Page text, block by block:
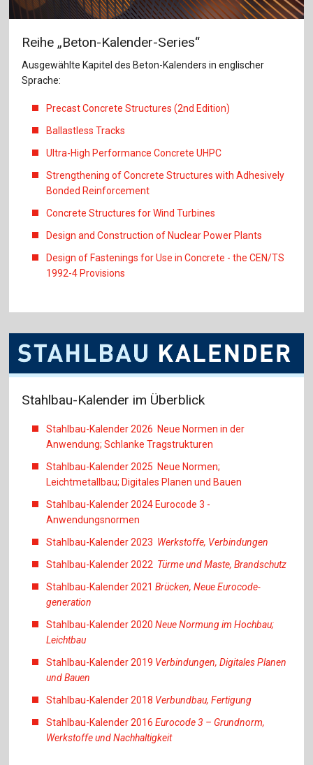
Reihe „Beton-Kalender-Series“
Ausgewählte Kapitel des Beton-Kalenders in englischer
Sprache:
Precast Concrete Structures (2nd Edition)
Ballastless Tracks
Ultra-High Performance Concrete UHPC
Strengthening of Concrete Structures with Adhesively
Bonded Reinforcement
Concrete Structures for Wind Turbines
Design and Construction of Nuclear Power Plants
Design of Fastenings for Use in Concrete - the CEN/TS
1992-4 Provisions
Stahlbau-Kalender im Überblick
Stahlbau-Kalender 2026 Neue Normen in der
Anwendung; Schlanke Tragstrukturen
Stahlbau-Kalender 2025 Neue Normen;
Leichtmetallbau; Digitales Planen und Bauen
Stahlbau-Kalender 2024 Eurocode 3 -
Anwendungsnormen
Stahlbau-Kalender 2023 Werkstoffe, Verbindungen
Stahlbau-Kalender 2022 Türme und Maste, Brandschutz
Stahlbau-Kalender 2021Brücken, Neue Eurocode-
generation
Stahlbau-Kalender 2020Neue Normung im Hochbau;
Leichtbau
Stahlbau-Kalender 2019 Verbindungen, Digitales Planen
und Bauen
Stahlbau-Kalender 2018 Verbundbau, Fertigung
Stahlbau-Kalender 2016Eurocode 3 – Grundnorm,
Werkstoffe und Nachhaltigkeit